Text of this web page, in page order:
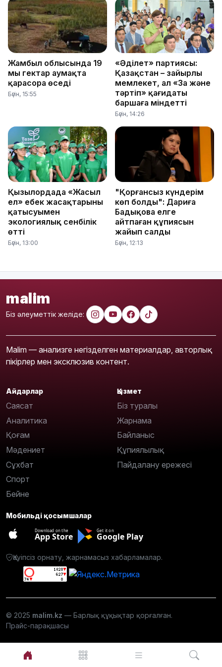
Жамбыл облысында 19
мың гектар аумақта
қарасора өседі
Бүгін, 15:55
«Әділет» партиясы:
Қазақстан – зайырлы
мемлекет, ал «Заң және
тәртіп» қағидаты
баршаға міндетті
Бүгін, 14:26
Қызылордада «Жасыл
ел» еңбек жасақтарының
қатысуымен
экологиялық сенбілік
өтті
Бүгін, 13:00
"Қорғансыз күндерім
көп болды": Дариға
Бадықова елге
айтпаған құпиясын
жайып салды
Бүгін, 12:13
malim
Біз әлеуметтік желіде:
Malim — анализге негізделген материалдар, авторлық
пікірлер мен эксклюзив контент.
Айдарлар
Саясат
Аналитика
Қоғам
Мәдениет
Сұхбат
Спорт
Бейне
Қызмет
Біз туралы
Жарнама
Байланыс
Құпиялылық
Пайдалану ережесі
Мобильді қосымшалар
Download on the
App Store
Get it on
Google Play
Қауіпсіз орнату, жарнамасыз хабарламалар.
© 2025 malim.kz — Барлық құқықтар қорғалған.
Прайс-парақшасы